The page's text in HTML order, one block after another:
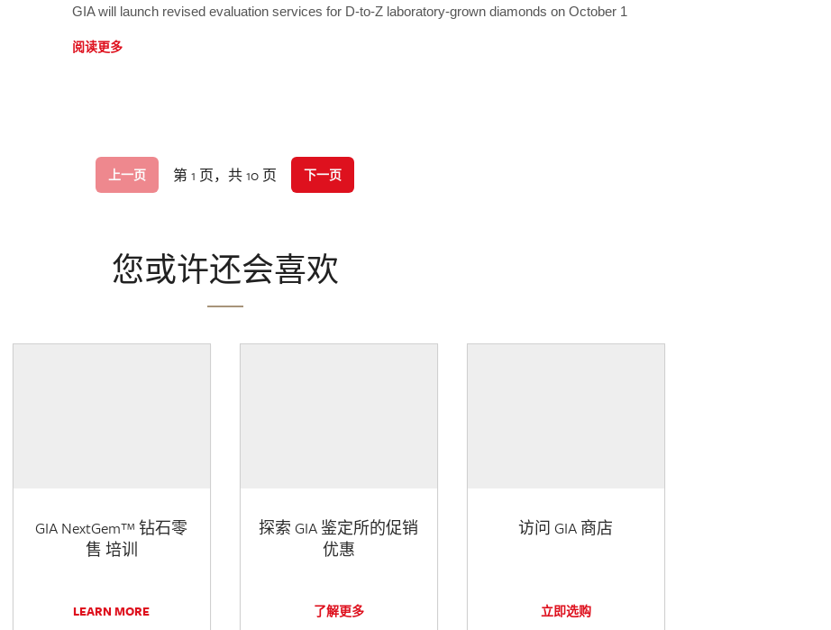
GIA will launch revised evaluation services for D-to-Z laboratory-grown diamonds on October 1
阅读更多
上一页 第 1 页，共 10 页 下一页
您或许还会喜欢
GIA NextGem™ 钻石零
售 培训
LEARN MORE
探索 GIA 鉴定所的促销
优惠
了解更多
访问 GIA 商店
立即选购